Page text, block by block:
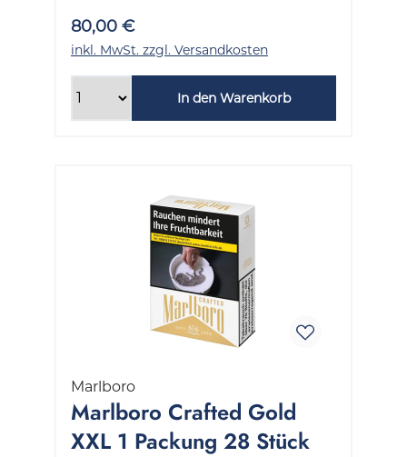
80,00 €
inkl. MwSt. zzgl. Versandkosten
In den Warenkorb
Marlboro
Marlboro Crafted Gold
XXL 1 Packung 28 Stück